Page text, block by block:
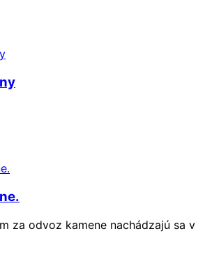
za odvoz kamene nachádzajú sa v